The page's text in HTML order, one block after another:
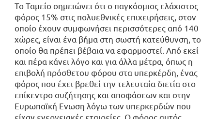
Το Ταμείο σημειώνει ότι ο παγκόσμιος ελάχιστος
φόρος 15% στις πολυεθνικές επιχειρήσεις, στον
οποίο έχουν συμφωνήσει περισσότερες από 140
χώρες, είναι ένα βήμα στη σωστή κατεύθυνση, το
οποίο θα πρέπει βέβαια να εφαρμοστεί. Από εκεί
και πέρα κάνει λόγο και για άλλα μέτρα, όπως η
επιβολή πρόσθετου φόρου στα υπερκέρδη, ένας
φόρος που έχει βρεθεί την τελευταία διετία στο
επίκεντρο συζήτησης και αποφάσεων και στην
Ευρωπαϊκή Ενωση λόγω των υπερκερδών που